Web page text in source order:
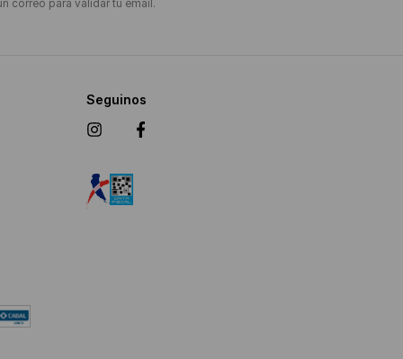
correo para validar tu email.
Seguinos